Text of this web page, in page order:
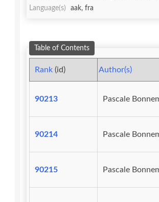
Language(s)
aak, fra
Table of Contents
Rank(id) Author(s)
90213 Pascale
90214 Pascale
90215 Pascale